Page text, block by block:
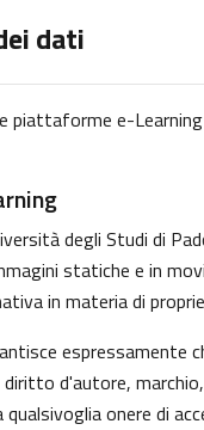
dati
e-
degli Studi di
statiche e in
in materia di
diritto d'autore,
qualsivoglia onere di